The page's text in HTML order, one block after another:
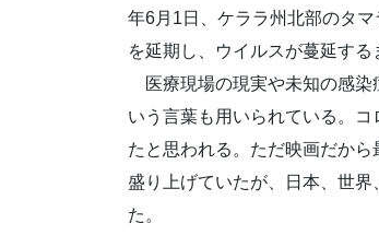
年6月1日、ケララ州北部のタ
を延期し、ウイルスが蔓延す
医療現場の現実や未知の感染
いう言葉も用いられている。
たと思われる。ただ映画だか
盛り上げていたが、日本、世
た。